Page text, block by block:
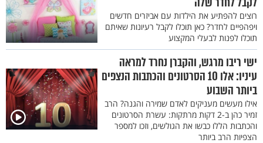
רוצים להפתיע את הילדות עם אביזרים חדשים
ויפהפיים לחדר? כאן תוכלו לקבל רעיונות שאיתם
תוכלו לפנות לבעלי המקצוע
ישי ריבו מרגש, והקברן נחרד למראה
עיניו: אלו 10 הסרטונים והכתבות הנצפים
ביותר השבוע
אילו מעשים מעניקים לאדם שמירה והגנה? הרב
זמיר כהן ב-2 דקות מרתקות: עשרת הסרטונים
והכתבות הללו כבשו את הגולשים, וזכו למספר
הצפיות הרב ביותר